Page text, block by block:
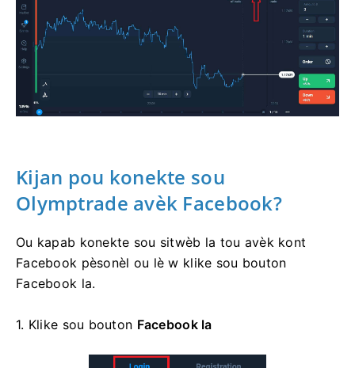
Kijan pou konekte sou
Olymptrade avèk Facebook?
Ou kapab konekte sou sitwèb la tou avèk kont
Facebook pèsonèl ou lè w klike sou bouton
Facebook la.
1. Klike sou bouton Facebook la